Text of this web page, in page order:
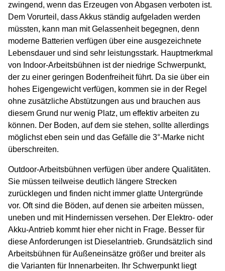
zwingend, wenn das Erzeugen von Abgasen verboten ist.
Dem Vorurteil, dass Akkus ständig aufgeladen werden
müssten, kann man mit Gelassenheit begegnen, denn
moderne Batterien verfügen über eine ausgezeichnete
Lebensdauer und sind sehr leistungsstark. Hauptmerkmal
von Indoor-Arbeitsbühnen ist der niedrige Schwerpunkt,
der zu einer geringen Bodenfreiheit führt. Da sie über ein
hohes Eigengewicht verfügen, kommen sie in der Regel
ohne zusätzliche Abstützungen aus und brauchen aus
diesem Grund nur wenig Platz, um effektiv arbeiten zu
können. Der Boden, auf dem sie stehen, sollte allerdings
möglichst eben sein und das Gefälle die 3°-Marke nicht
überschreiten.
Outdoor-Arbeitsbühnen verfügen über andere Qualitäten.
Sie müssen teilweise deutlich längere Strecken
zurücklegen und finden nicht immer glatte Untergründe
vor. Oft sind die Böden, auf denen sie arbeiten müssen,
uneben und mit Hindernissen versehen. Der Elektro- oder
Akku-Antrieb kommt hier eher nicht in Frage. Besser für
diese Anforderungen ist Dieselantrieb. Grundsätzlich sind
Arbeitsbühnen für Außeneinsätze größer und breiter als
die Varianten für Innenarbeiten. Ihr Schwerpunkt liegt